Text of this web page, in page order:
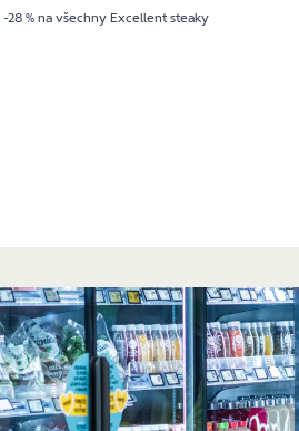
-28 % na všechny Excellent steaky